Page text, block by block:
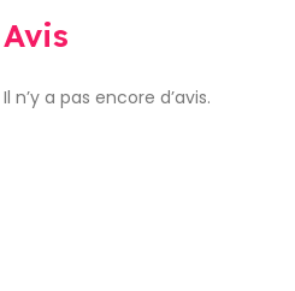
Avis
Il n’y a pas encore d’avis.